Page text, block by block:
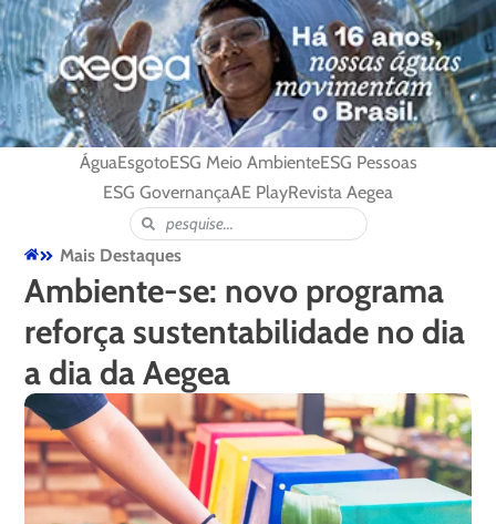
ÁguaEsgotoESG Meio AmbienteESG Pessoas
ESG GovernançaAE PlayRevista Aegea
Mais Destaques
Ambiente-se: novo programa
reforça sustentabilidade no dia
a dia da Aegea